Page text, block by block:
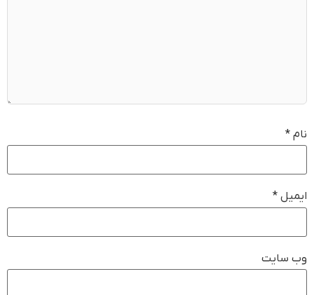
نام *
ایمیل *
وب‌ سایت